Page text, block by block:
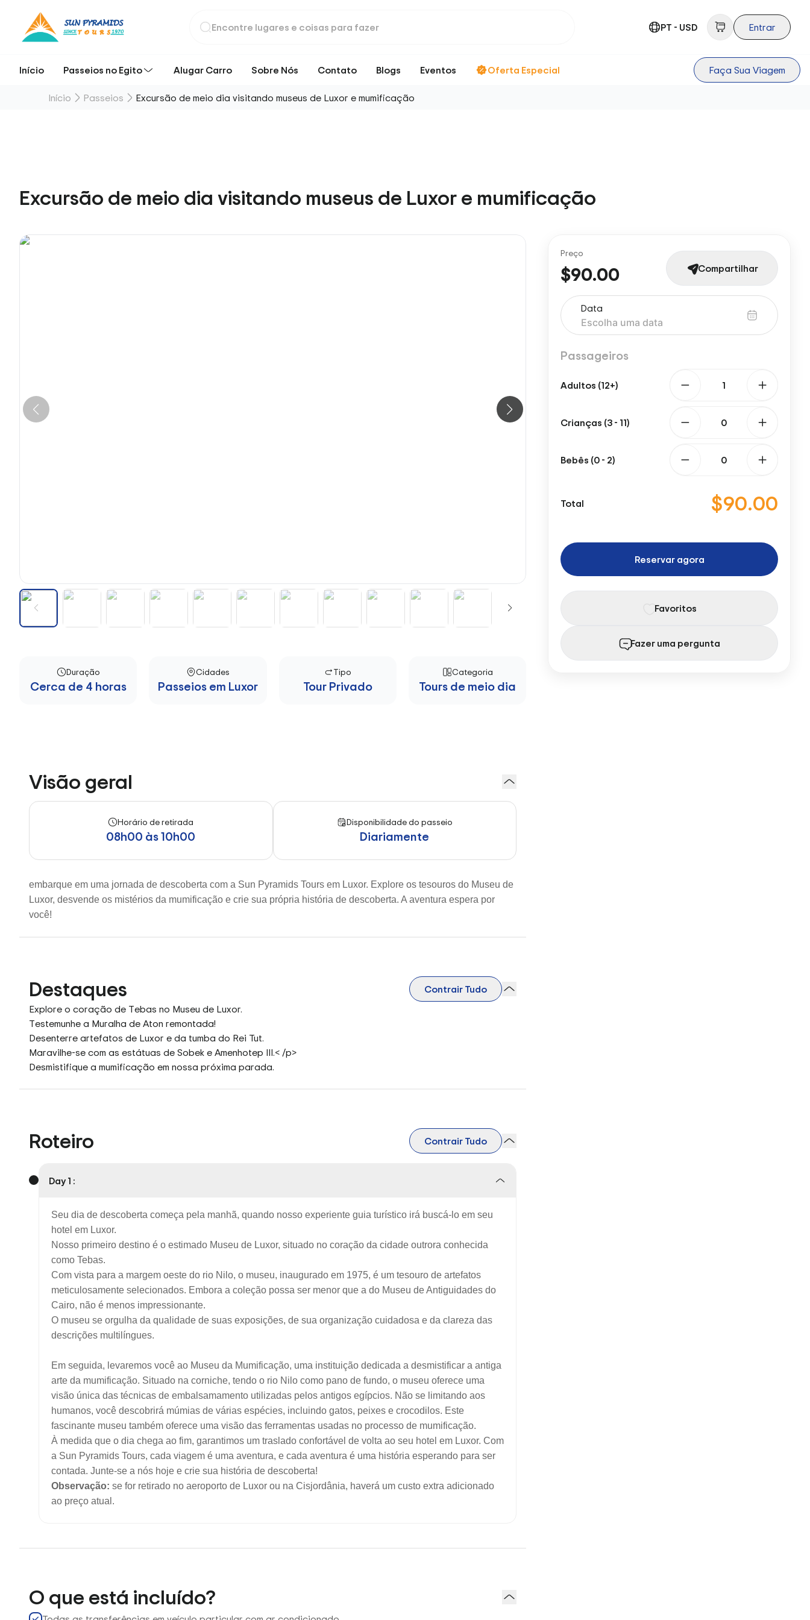
PT - USD Entrar
Início Passeios no Egito Alugar Carro Sobre Nós Contato Blogs Eventos Oferta Especial Faça Sua Viagem
Início Passeios Excursão de meio dia visitando museus de Luxor e mumificação
Excursão de meio dia visitando museus de Luxor e mumificação
Duração
Cerca de 4 horas
Cidades
Passeios em Luxor
Tipo
Tour Privado
Categoria
Tours de meio dia
Visão geral
Horário de retirada
08h00 às 10h00
Disponibilidade do passeio
Diariamente
embarque em uma jornada de descoberta com a Sun Pyramids Tours em Luxor. Explore os tesouros do Museu de
Luxor, desvende os mistérios da mumificação e crie sua própria história de descoberta. A aventura espera por
você!
Destaques
Contrair Tudo
Explore o coração de Tebas no Museu de Luxor.
Testemunhe a Muralha de Aton remontada!
Desenterre artefatos de Luxor e da tumba do Rei Tut.
Maravilhe-se com as estátuas de Sobek e Amenhotep III.< /p>
Desmistifique a mumificação em nossa próxima parada.
Roteiro Contrair Tudo
Day 1 :
Seu dia de descoberta começa pela manhã, quando nosso experiente guia turístico irá buscá-lo em seu
hotel em Luxor.
Nosso primeiro destino é o estimado Museu de Luxor, situado no coração da cidade outrora conhecida
como Tebas.
Com vista para a margem oeste do rio Nilo, o museu, inaugurado em 1975, é um tesouro de artefatos
meticulosamente selecionados. Embora a coleção possa ser menor que a do Museu de Antiguidades do
Cairo, não é menos impressionante.
O museu se orgulha da qualidade de suas exposições, de sua organização cuidadosa e da clareza das
descrições multilíngues.
Em seguida, levaremos você ao Museu da Mumificação, uma instituição dedicada a desmistificar a antiga
arte da mumificação. Situado na corniche, tendo o rio Nilo como pano de fundo, o museu oferece uma
visão única das técnicas de embalsamamento utilizadas pelos antigos egípcios. Não se limitando aos
humanos, você descobrirá múmias de várias espécies, incluindo gatos, peixes e crocodilos. Este
fascinante museu também oferece uma visão das ferramentas usadas no processo de mumificação.
À medida que o dia chega ao fim, garantimos um traslado confortável de volta ao seu hotel em Luxor. Com
a Sun Pyramids Tours, cada viagem é uma aventura, e cada aventura é uma história esperando para ser
contada. Junte-se a nós hoje e crie sua história de descoberta!
Observação: se for retirado no aeroporto de Luxor ou na Cisjordânia, haverá um custo extra adicionado
ao preço atual.
O que está incluído?
Preço
$90.00 Compartilhar
Data
Passageiros
Adultos (12+)
Crianças (3 - 11)
Bebês (0 - 2)
Total $90.00
Reservar agora
Favoritos
Fazer uma pergunta